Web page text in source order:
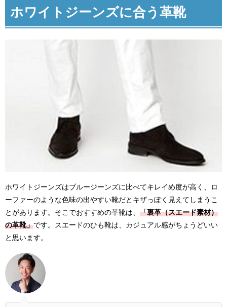
ホワイトジーンズに合う革靴
ホワイトジーンズはブルージーンズに比べてキレイめ度が高く、ロ
ーファーのような色味の出やすい靴だとキザっぽく見えてしまうこ
とがあります。そこでおすすめの革靴は、 「裏革（スエード素材）
の革靴」です。スエードのひも靴は、カジュアル感がちょうどいい
と思います。